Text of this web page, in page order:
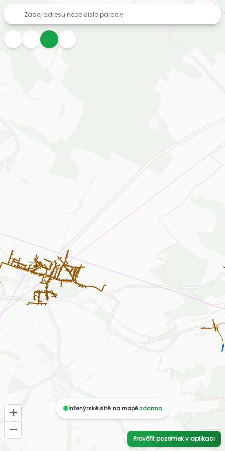
Mapa inženýrských sítí zdarma – vodovody, kanalizace,
Inženýrské sítě na mapě zdarma
Prověřit pozemek v aplikaci
+
–
i